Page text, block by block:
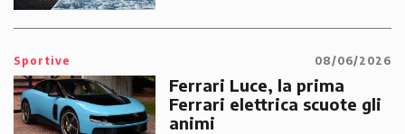
Sportive 08/06/2026
Ferrari Luce, la prima
Ferrari elettrica scuote gli
animi